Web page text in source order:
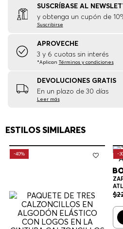
SUSCRÍBASE AL
y obtenga un cupón de
Suscribirse
APROVECHE
3 y 6 cuotas sin interés
*Aplican Términos y condiciones
DEVOLUCIONES GRATIS
En un plazo de 30 días
Leer más
ESTILOS SIMILARES
-40% -
$